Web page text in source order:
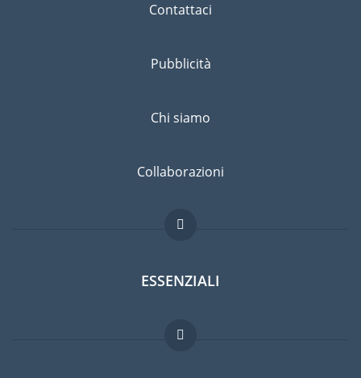
Contattaci
Pubblicità
Chi siamo
Collaborazioni
ESSENZIALI
Forum per expat